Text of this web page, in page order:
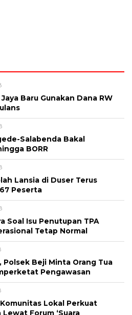
Baru Gunakan Dana RW
Salabenda Bakal
BORR
Lansia di Duser Terus
Peserta
Soal Isu Penutupan TPA
Tetap Normal
Polsek Beji Minta Orang Tua
Pengawasan
Lokal Perkuat
Forum ‘Suara